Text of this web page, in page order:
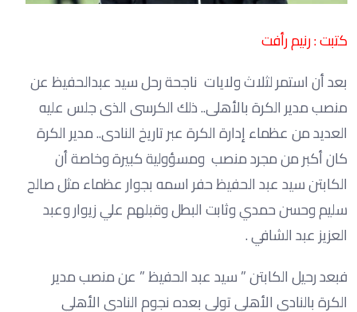
كتبت : رنيم رأفت
بعد أن استمر لثلاث ولايات ناجحة رحل سيد عبدالحفيظ عن
منصب مدير الكرة بالأهلى.. ذلك الكرسى الذى جلس عليه
العديد من عظماء إدارة الكرة عبر تاريخ النادى.. مدير الكرة
كان أكبر من مجرد منصب ومسؤولية كبيرة وخاصة أن
الكابتن سيد عبد الحفيظ حفر اسمه بجوار عظماء مثل صالح
سليم وحسن حمدي وثابت البطل وقبلهم علي زيوار وعبد
العزيز عبد الشافي .
فبعد رحيل الكابتن ” سيد عبد الحفيظ ” عن منصب مدير
الكرة بالنادي الأهلي تولى بعده نجوم النادي الأهلي